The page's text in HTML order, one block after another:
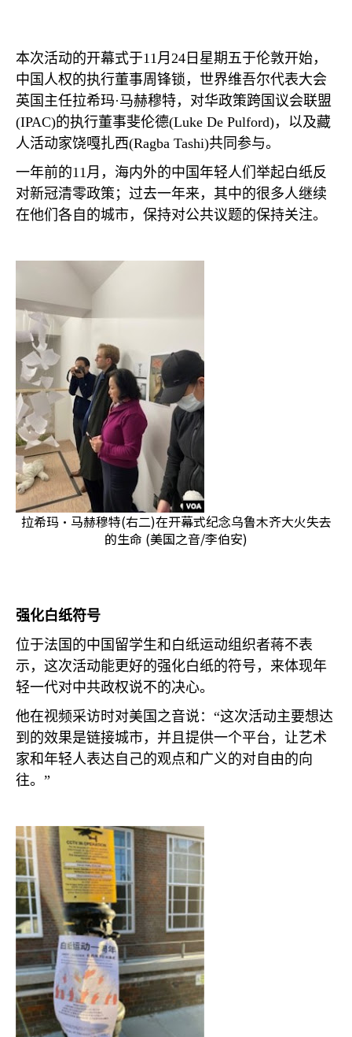
本次活动的开幕式于11月 24 日星期五于伦敦开始，
中国人权的执行董事周锋锁，世界维吾尔代表大会
英国主任拉希玛·马赫穆特，对华政策跨国议会联盟
(IPAC)的执行董事斐伦德(Luke De Pulford)，以及藏
人活动家饶嘎扎西(Ragba Tashi)共同参与。
一年前的11月，海内外的中国年轻人们举起白纸反
对新冠清零政策；过去一年来，其中的很多人继续
在他们各自的城市，保持对公共议题的保持关注。
拉希玛·马赫穆特(右二)在开幕式纪念乌鲁木齐大火失去
的生命 (美国之音/李伯安)
强化白纸符号
位于法国的中国留学生和白纸运动组织者蒋不表
示，这次活动能更好的强化白纸的符号，来体现年
轻一代对中共政权说不的决心。
他在视频采访时对美国之音说：“这次活动主要想达
到的效果是链接城市，并且提供一个平台，让艺术
家和年轻人表达自己的观点和广义的对自由的向
往。”